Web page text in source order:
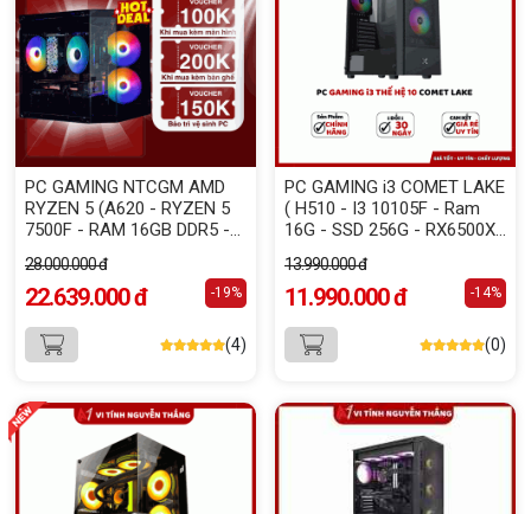
PC GAMING NTCGM AMD
RYZEN 5 (A620 - RYZEN 5
7500F - RAM 16GB DDR5 -
8GB)
28.000.000 đ
22.639.000 đ -19%
(4)
PC GAMING i3 COMET LAKE
( H510 - I3 10105F - Ram
16G - SSD 256G - RX6500XT
13.990.000 đ
11.990.000 đ -14%
(0)